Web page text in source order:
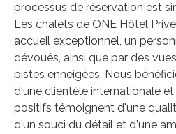
processus de réservation est
Les chalets de ONE Hôtel
accueil exceptionnel, un
dévoués, ainsi que par des
pistes enneigées. Nous
d'une clientèle internationale
positifs témoignent d'une
d'un souci du détail et d'une